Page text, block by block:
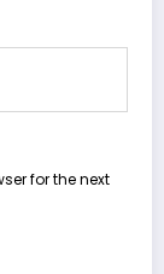
for the next